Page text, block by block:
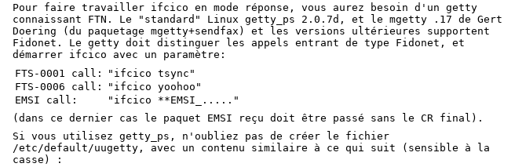
Pour faire travailler ifcico en mode réponse, vous aurez besoin d'un getty
connaissant FTN. Le "standard" Linux getty_ps 2.0.7d, et le mgetty .17 de Gert
Doering (du paquetage mgetty+sendfax) et les versions ultérieures supportent
Fidonet. Le getty doit distinguer les appels entrant de type Fidonet, et
démarrer ifcico avec un paramètre:
FTS-0001 call:
"ifcico tsync"
FTS-0006 call:
"ifcico yoohoo"
EMSI call:
"ifcico **EMSI_....."
(dans ce dernier cas le paquet EMSI reçu doit être passé sans le CR final).
Si vous utilisez getty_ps, n'oubliez pas de créer le fichier
/etc/default/uugetty, avec un contenu similaire à ce qui suit (sensible à la
casse) :